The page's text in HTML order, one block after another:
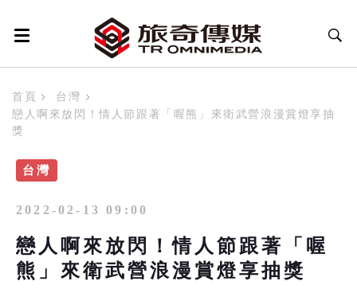
首頁
台灣
戀人啊來放閃！情人節跟著「喔熊」來衛武營浪漫賞燈享抽
獎
台灣
2022-02-13 09:00
戀人啊來放閃！情人節跟著「喔
熊」來衛武營浪漫賞燈享抽獎